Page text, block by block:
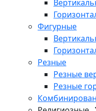
Фигурные
Резные
Резные
Резные